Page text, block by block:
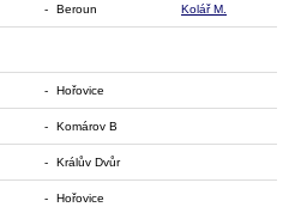
- Beroun Kolář M.
- Hořovice
- Komárov B
- Králův Dvůr
- Hořovice